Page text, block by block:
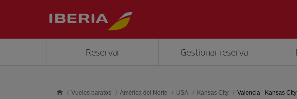
Reservar Gestionar reserva
Vuelos baratos América del Norte USA Kansas City Valencia - Kansas City